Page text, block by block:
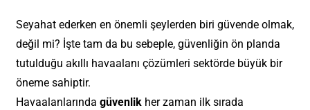
Seyahat ederken en önemli şeylerden biri güvende olmak,
değil mi? İşte tam da bu sebeple, güvenliğin ön planda
tutulduğu akıllı havaalanı çözümleri sektörde büyük bir
öneme sahiptir.
Havaalanlarında güvenlikher zaman ilk sırada